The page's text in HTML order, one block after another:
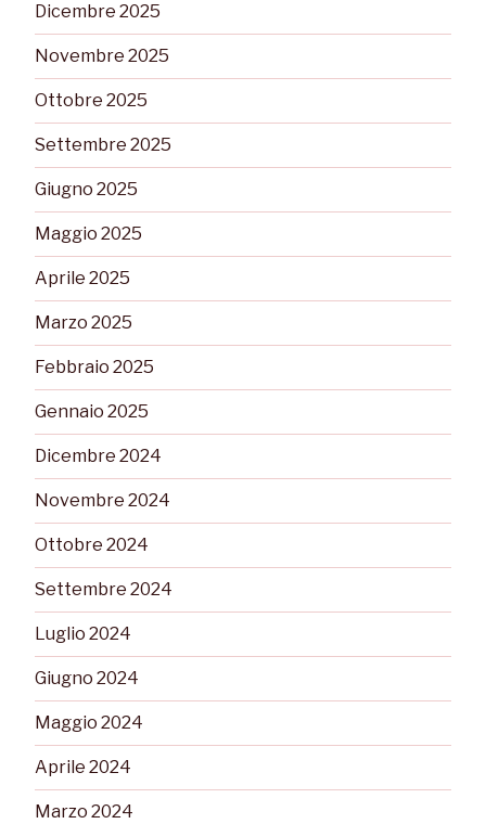
Dicembre 2025
Novembre 2025
Ottobre 2025
Settembre 2025
Giugno 2025
Maggio 2025
Aprile 2025
Marzo 2025
Febbraio 2025
Gennaio 2025
Dicembre 2024
Novembre 2024
Ottobre 2024
Settembre 2024
Luglio 2024
Giugno 2024
Maggio 2024
Aprile 2024
Marzo 2024